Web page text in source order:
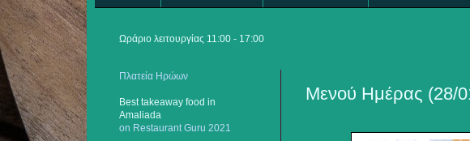
Ωράριο λειτουργίας 11:00 - 17:00
Μενού Ημέρας (28/
Πλατεία Ηρώων
Best takeaway food in
Amaliada
on Restaurant Guru 2021